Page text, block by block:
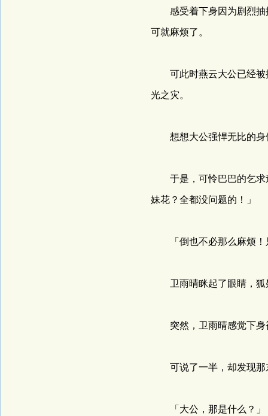
感受着下身因为剧烈抽
可就麻烦了。
可此时燕云大公已经被
光之灾。
想想大公强悍无比的身
于是，可怜巴巴的乞求
妹花？全都没问题的！」
「倒也不必那么麻烦！
卫雨晴眯起了眼睛，狐
突然，卫雨晴感觉下身
可说了一半，却发现那
「大公，那是什么？」